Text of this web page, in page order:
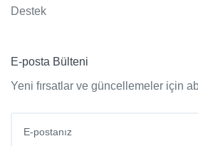
Destek
E-posta Bülteni
Yeni fırsatlar ve güncellemeler için